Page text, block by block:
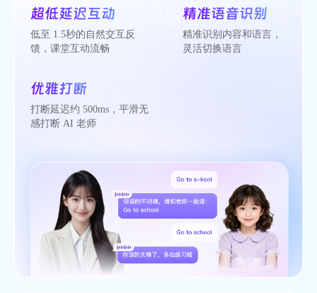
超低延迟互动
低至 1.5秒的自然交互反
馈，课堂互动流畅
精准语音识别
精准识别内容和语言，
灵活切换语言
优雅打断
打断延迟约 500ms，平滑无
感打断 AI 老师